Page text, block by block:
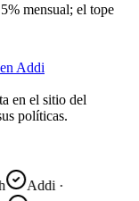
mensual; el tope
Addi
en el sitio del
políticas.
Addi ·